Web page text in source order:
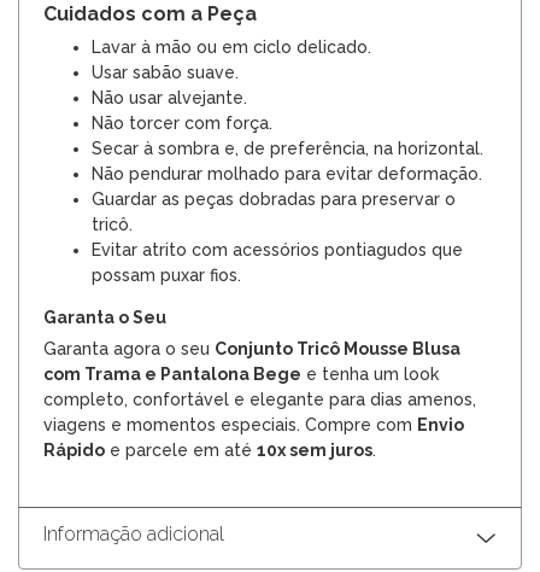
Cuidados com a Peça
Lavar à mão ou em ciclo delicado.
Usar sabão suave.
Não usar alvejante.
Não torcer com força.
Secar à sombra e, de preferência, na horizontal.
Não pendurar molhado para evitar deformação.
Guardar as peças dobradas para preservar o
tricô.
Evitar atrito com acessórios pontiagudos que
possam puxar fios.
Garanta o Seu
Garanta agora o seu Conjunto Tricô Mousse Blusa
com Trama e Pantalona Bege e tenha um look
completo, confortável e elegante para dias amenos,
viagens e momentos especiais. Compre com Envio
Rápido e parcele em até 10x sem juros.
Informação adicional